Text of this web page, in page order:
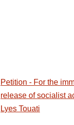
Petition - For the
release of socialist
Lyes Touati